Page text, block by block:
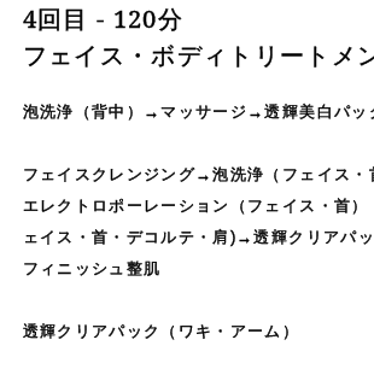
4回目 - 120分
フェイス・ボディトリートメ
泡洗浄（背中）→マッサージ→透輝美白パッ
フェイスクレンジング→泡洗浄（フェイス
エレクトロポーレーション（フェイス・首
ェイス・首・デコルテ・肩)→透輝クリアパ
フィニッシュ整肌
透輝クリアパック（ワキ・アーム）